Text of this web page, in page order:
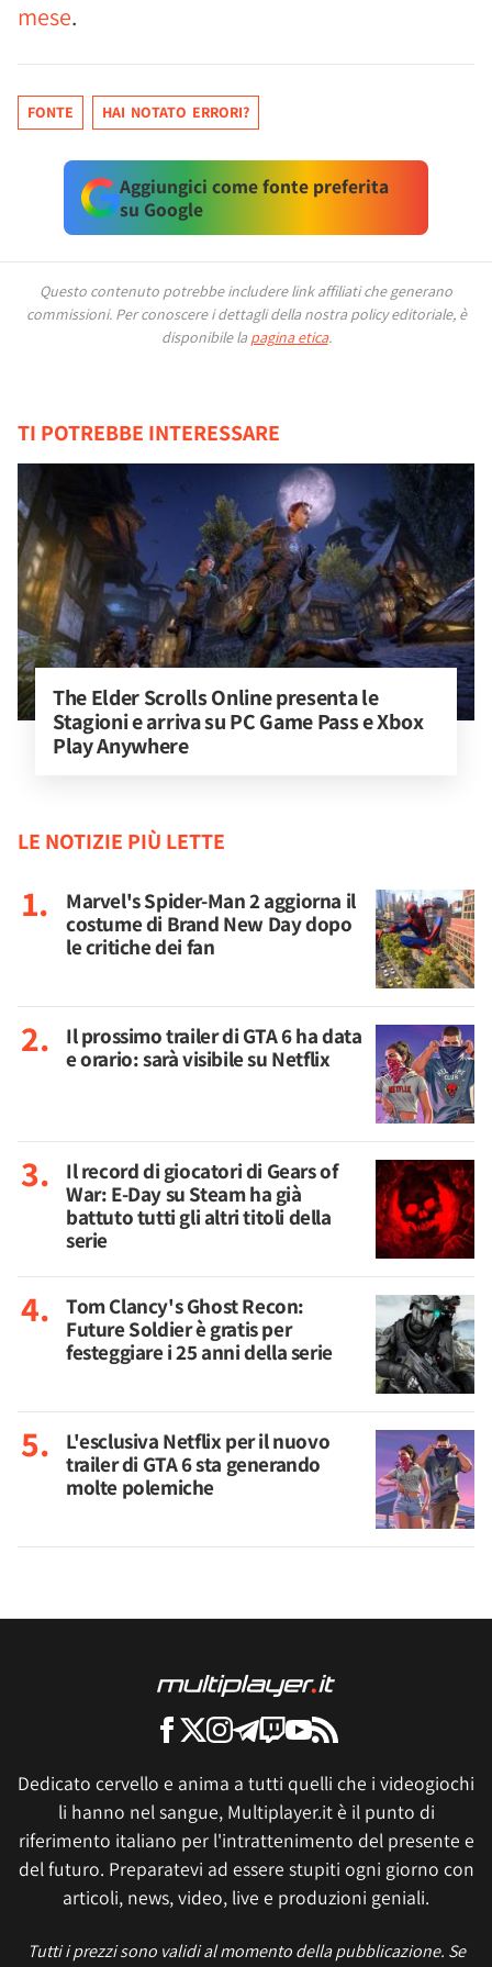
mese.
FONTE HAI NOTATO ERRORI?
Aggiungici come fonte preferita
su Google
Questo contenuto potrebbe includere link affiliati che generano
commissioni. Per conoscere i dettagli della nostra policy editoriale, è
disponibile la pagina etica.
TI POTREBBE INTERESSARE
The Elder Scrolls Online presenta le
Stagioni e arriva su PC Game Pass e Xbox
Play Anywhere
LE NOTIZIE PIÙ LETTE
Marvel's Spider-Man 2 aggiorna il
costume di Brand New Day dopo
le critiche dei fan
Il prossimo trailer di GTA 6 ha data
e orario: sarà visibile su Netflix
Il record di giocatori di Gears of
War: E-Day su Steam ha già
battuto tutti gli altri titoli della
serie
Tom Clancy's Ghost Recon:
Future Soldier è gratis per
festeggiare i 25 anni della serie
L'esclusiva Netflix per il nuovo
trailer di GTA 6 sta generando
molte polemiche
Dedicato cervello e anima a tutti quelli che i videogiochi
li hanno nel sangue, Multiplayer.it è il punto di
riferimento italiano per l'intrattenimento del presente e
del futuro. Preparatevi ad essere stupiti ogni giorno con
articoli, news, video, live e produzioni geniali.
Tutti i prezzi sono validi al momento della pubblicazione. Se